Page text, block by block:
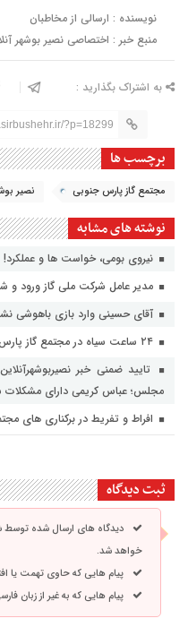
نویسنده : ارسالی از مخاطبان
منبع خبر : اختصاصی نصیر بوشهر
به اشتراک بگذارید :
?p=18299
برچسب ها
مجتمع گاز پارس جنوبی نصیر
نوشته های مشابه
نیروی بومی، خواست ها و عملکرد!
مدیر عامل شرکت ملی گاز ورود و
آقای حسینی وارد بازی باهوشی
تایید ضمنی خبر
مجلس؛ عباس کریمی دارای مشکلات
افراط و تفریط در برکناری های
ثبت دیدگاه
دیدگاه های ارسال شده توسط
خواهد شد.
پیام هایی که حاوی تهمت یا
پیام هایی که به غیر از زبان